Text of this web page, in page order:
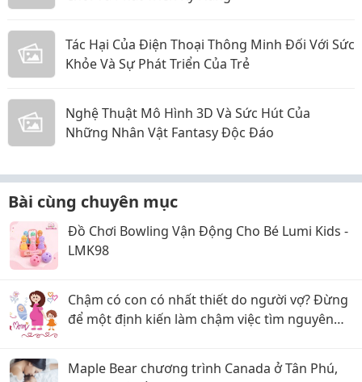
Tác Hại Của Điện Thoại Thông Minh Đối Với Sức
Khỏe Và Sự Phát Triển Của Trẻ
Nghệ Thuật Mô Hình 3D Và Sức Hút Của
Những Nhân Vật Fantasy Độc Đáo
Bài cùng chuyên mục
Đồ Chơi Bowling Vận Động Cho Bé Lumi Kids -
LMK98
Chậm có con có nhất thiết do người vợ? Đừng
để một định kiến làm chậm việc tìm nguyên
Maple Bear chương trình Canada ở Tân Phú,